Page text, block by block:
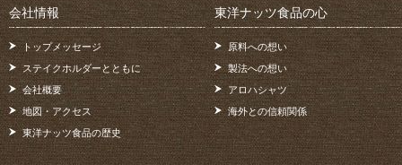
会社情報
トップメッセージ
ステイクホルダーとともに
会社概要
地図・アクセス
東洋ナッツ食品の歴史
東洋ナッツ食品の心
原料への想い
製法への想い
アロハシャツ
海外との信頼関係